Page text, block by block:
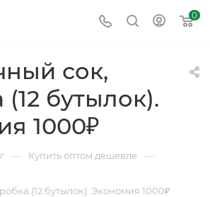
0
сок,
(12 бутылок).
1000₽
— Купить оптом дешевле —
(12 бутылок). Экономия 1000₽